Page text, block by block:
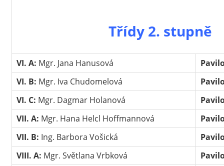
Třídy 2. stupně
VI. A: Mgr. Jana Hanusová
VI. B: Mgr. Iva Chudomelová
VI. C: Mgr. Dagmar Holanová
VII. A: Mgr. Hana Helcl Hoffmannová
VII. B: Ing. Barbora Vošická
VIII. A: Mgr. Světlana Vrbková